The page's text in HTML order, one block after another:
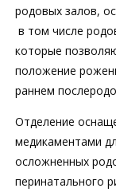
родовых залов,
в том числе
которые
положение
раннем
Отделение
медикаментами
осложненных
перинатального